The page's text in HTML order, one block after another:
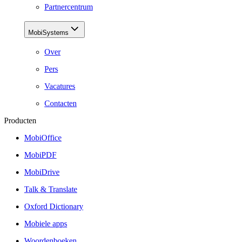
Partnercentrum
MobiSystems
Over
Pers
Vacatures
Contacten
Producten
MobiOffice
MobiPDF
MobiDrive
Talk & Translate
Oxford Dictionary
Mobiele apps